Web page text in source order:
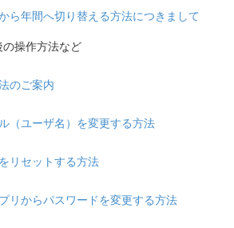
ら年間へ切り替える方法につきまして
操作方法など
のご案内
（ユーザ名）を変更する方法
リセットする方法
リからパスワードを変更する方法